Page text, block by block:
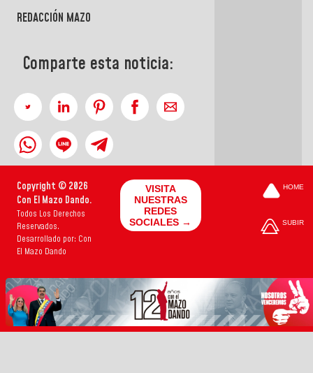
REDACCIÓN MAZO
Comparte esta noticia:
Copyright © 2026
Con El Mazo Dando.
Todos Los Derechos
Reservados.
Desarrollado por: Con
El Mazo Dando
VISITA
NUESTRAS
REDES
SOCIALES →
HOME
SUBIR